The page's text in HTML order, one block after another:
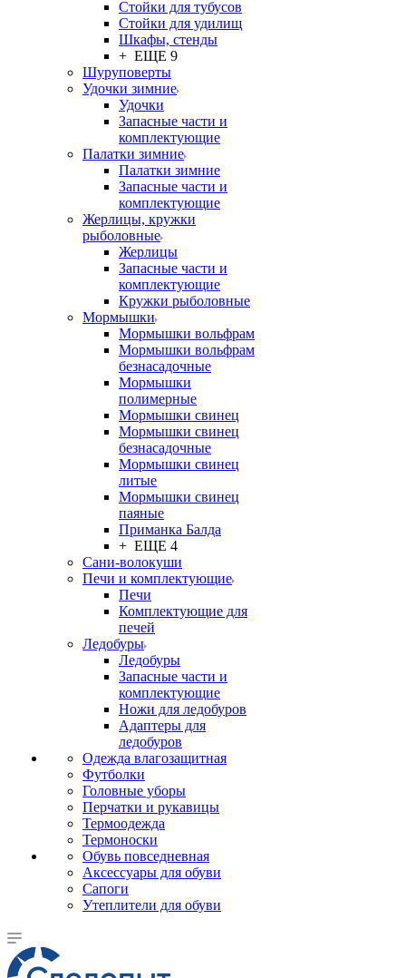
Стойки для тубусов
Стойки для удилищ
Шкафы, стенды
+ ЕЩЕ 9
Шуруповерты
Удочки зимние
Удочки
Запасные части и
комплектующие
Палатки зимние
Палатки зимние
Запасные части и
комплектующие
Жерлицы, кружки
рыболовные
Жерлицы
Запасные части и
комплектующие
Кружки рыболовные
Мормышки
Мормышки вольфрам
Мормышки вольфрам
безнасадочные
Мормышки
полимерные
Мормышки свинец
Мормышки свинец
безнасадочные
Мормышки свинец
литые
Мормышки свинец
паяные
Приманка Балда
+ ЕЩЕ 4
Сани-волокуши
Печи и комплектующие
Печи
Комплектующие для
печей
Ледобуры
Ледобуры
Запасные части и
комплектующие
Ножи для ледобуров
Адаптеры для
ледобуров
Одежда влагозащитная
Футболки
Головные уборы
Перчатки и рукавицы
Термоодежда
Термоноски
Обувь повседневная
Аксессуары для обуви
Сапоги
Утеплители для обуви